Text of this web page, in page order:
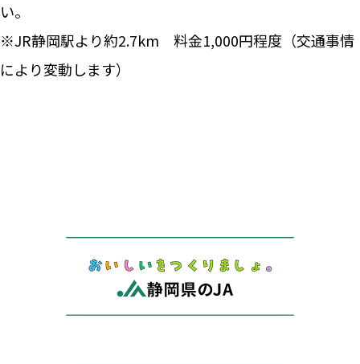
い。
※JR静岡駅より約2.7km 料金1,000円程度（交通事情
により変動します）